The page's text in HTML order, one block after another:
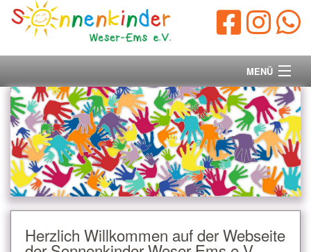
MENÜ
Startseite
Vorstand
Unsere Ziele
Ihre Spende
Herzlich Willkommen auf der Webseite